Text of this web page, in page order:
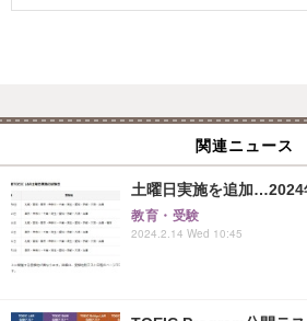
関連ニュース
土曜日実施を追加
教育・受験
2024.2.14 Wed 10:45